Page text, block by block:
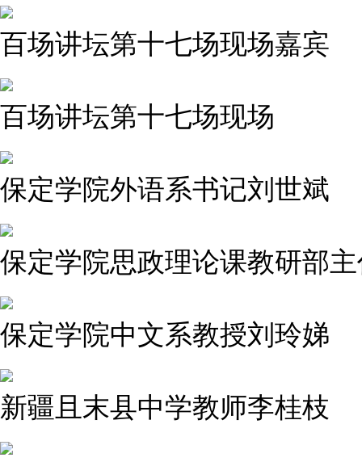
百场讲坛第十七场现场嘉宾
百场讲坛第十七场现场
保定学院外语系书记刘世斌
保定学院思政理论课教研部
保定学院中文系教授刘玲娣
新疆且末县中学教师李桂枝